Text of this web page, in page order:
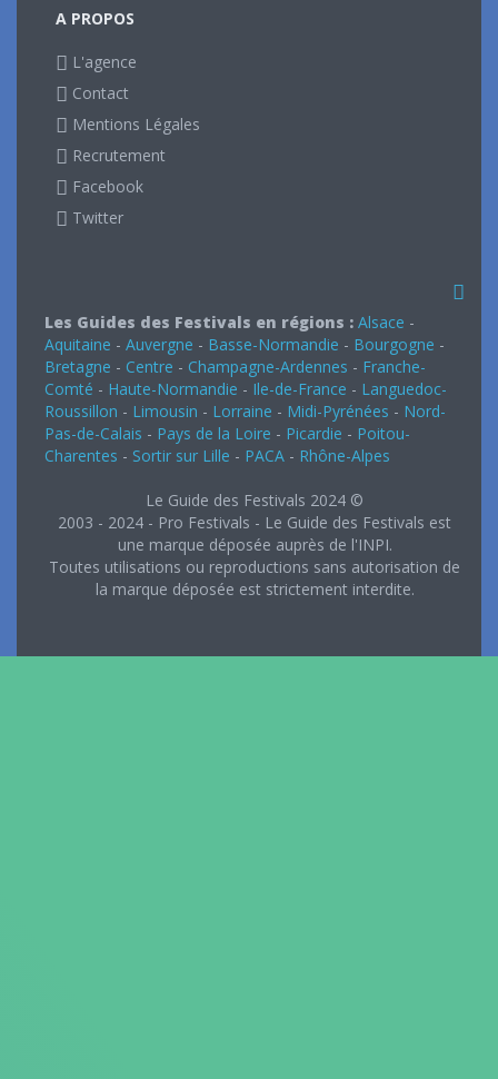
A PROPOS
L'agence
Contact
Mentions Légales
Recrutement
Facebook
Twitter
Les Guides des Festivals en régions : Alsace -
Aquitaine - Auvergne - Basse-Normandie - Bourgogne -
Bretagne - Centre - Champagne-Ardennes - Franche-
Comté - Haute-Normandie - Ile-de-France - Languedoc-
Roussillon - Limousin - Lorraine - Midi-Pyrénées - Nord-
Pas-de-Calais - Pays de la Loire - Picardie - Poitou-
Charentes - Sortir sur Lille - PACA - Rhône-Alpes
Le Guide des Festivals 2024 ©
2003 - 2024 - Pro Festivals - Le Guide des Festivals est
une marque déposée auprès de l'INPI.
Toutes utilisations ou reproductions sans autorisation de
la marque déposée est strictement interdite.